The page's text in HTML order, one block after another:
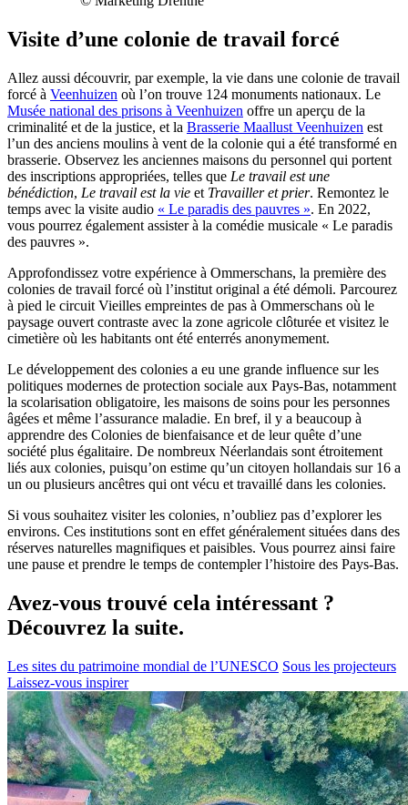
Visite d’une colonie de travail forcé
Allez aussi découvrir, par exemple, la vie dans une colonie de travail
forcé à Veenhuizen où l’on trouve 124 monuments nationaux. Le
Musée national des prisons à Veenhuizen offre un aperçu de la
criminalité et de la justice, et la Brasserie Maallust Veenhuizen est
l’un des anciens moulins à vent de la colonie qui a été transformé en
brasserie. Observez les anciennes maisons du personnel qui portent
des inscriptions appropriées, telles que Le travail est une
bénédiction, Le travail est la vie et Travailler et prier. Remontez le
temps avec la visite audio « Le paradis des pauvres ». En 2022,
vous pourrez également assister à la comédie musicale « Le paradis
des pauvres ».
Approfondissez votre expérience à Ommerschans, la première des
colonies de travail forcé où l’institut original a été démoli. Parcourez
à pied le circuit Vieilles empreintes de pas à Ommerschans où le
paysage ouvert contraste avec la zone agricole clôturée et visitez le
cimetière où les habitants ont été enterrés anonymement.
Le développement des colonies a eu une grande influence sur les
politiques modernes de protection sociale aux Pays-Bas, notamment
la scolarisation obligatoire, les maisons de soins pour les personnes
âgées et même l’assurance maladie. En bref, il y a beaucoup à
apprendre des Colonies de bienfaisance et de leur quête d’une
société plus égalitaire. De nombreux Néerlandais sont étroitement
liés aux colonies, puisqu’on estime qu’un citoyen hollandais sur 16 a
un ou plusieurs ancêtres qui ont vécu et travaillé dans les colonies.
Si vous souhaitez visiter les colonies, n’oubliez pas d’explorer les
environs. Ces institutions sont en effet généralement situées dans des
réserves naturelles magnifiques et paisibles. Vous pourrez ainsi faire
une pause et prendre le temps de contempler l’histoire des Pays-Bas.
Avez-vous trouvé cela intéressant ?
Découvrez la suite.
Les sites du patrimoine mondial de l’UNESCO Sous les projecteurs
Laissez-vous inspirer